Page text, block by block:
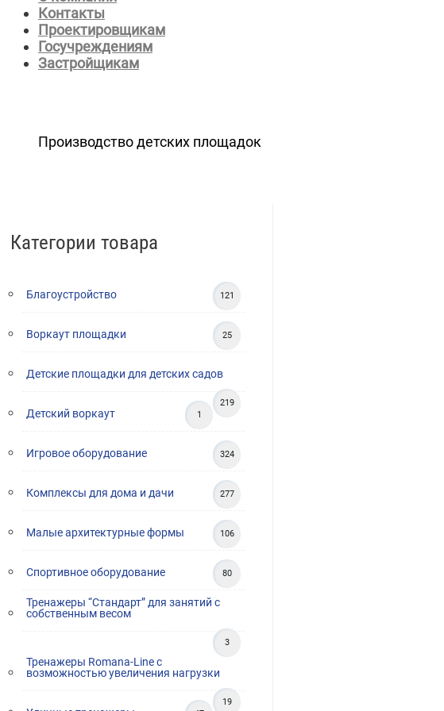
Контакты
Проектировщикам
Госучреждениям
Застройщикам
Производство детских площадок
Категории товара
Благоустройство 121
Воркаут площадки 25
Детские площадки для детских садов
219
Детский воркаут 1
Игровое оборудование 324
Комплексы для дома и дачи 277
Малые архитектурные формы 106
Спортивное оборудование 80
Тренажеры “Стандарт” для занятий с
собственным весом
3
Тренажеры Romana-Line с
возможностью увеличения нагрузки
19